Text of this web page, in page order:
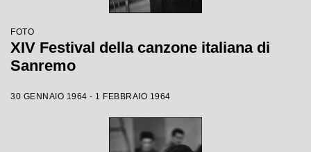
FOTO
XIV Festival della canzone italiana di
Sanremo
30 GENNAIO 1964 - 1 FEBBRAIO 1964